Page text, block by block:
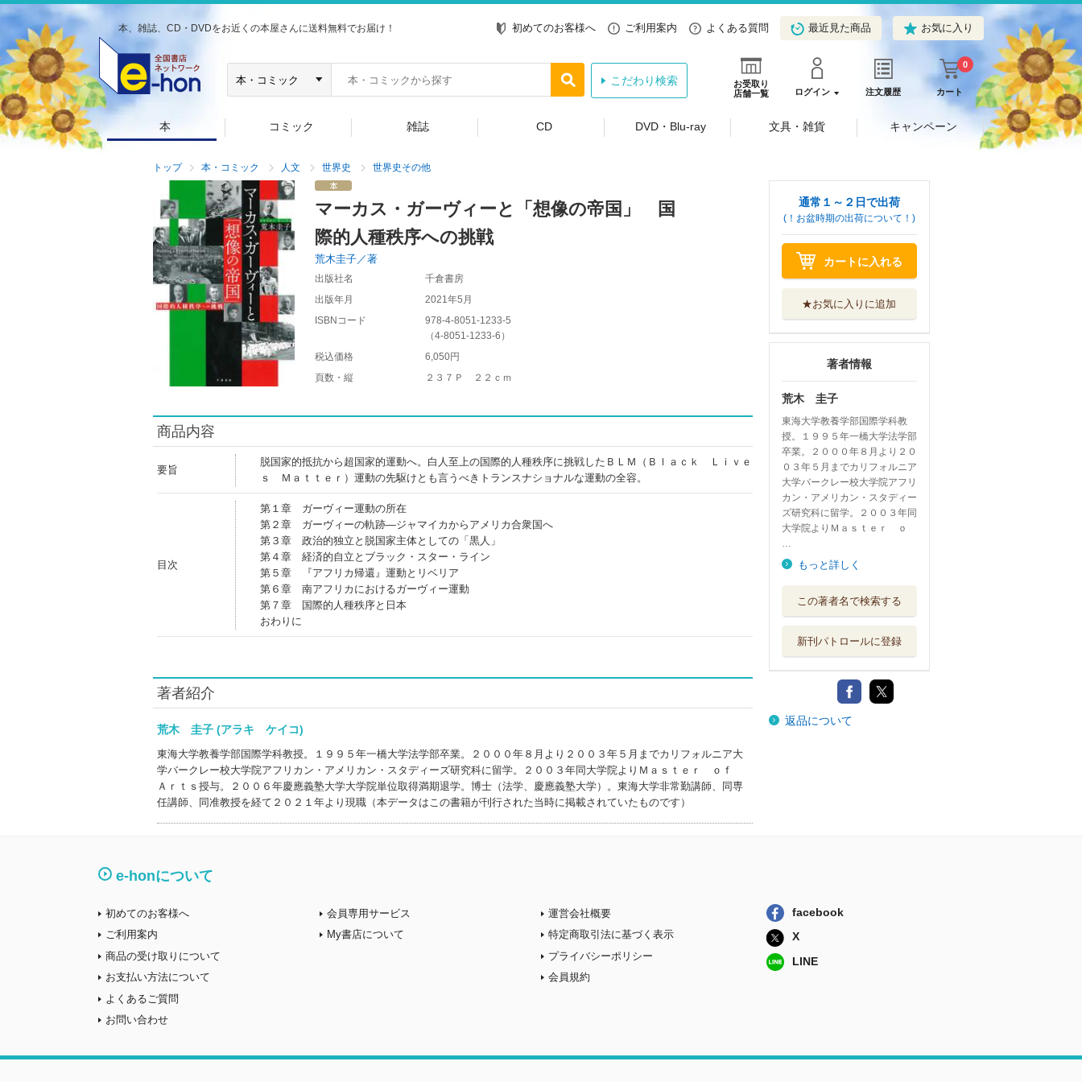
本、雑誌、CD・DVDをお近くの本屋さんに送料無料でお届け！ 初めてのお客様へ ご利用案内 よくある質問 最近見た商品 お気に入り
お受取り
店舗一覧
ログイン 注文履歴 カート
0
こだわり検索
本 コミック 雑誌 CD DVD・Blu-ray 文具・雑貨 キャンペーン
トップ 本・コミック 人文 世界史 世界史その他
マーカス・ガーヴィーと「想像の帝国」 国
際的人種秩序への挑戦
荒木圭子／著
出版社名
千倉書房
出版年月
2021年5月
ISBNコード
978-4-8051-1233-5
（4-8051-1233-6 ）
税込価格
6,050円
頁数・縦
２３７Ｐ ２２ｃｍ
商品内容
要旨
脱国家的抵抗から超国家的運動へ。白人至上の国際的人種秩序に挑戦したＢＬＭ（Ｂｌａｃｋ Ｌｉｖｅ
ｓ Ｍａｔｔｅｒ）運動の先駆けとも言うべきトランスナショナルな運動の全容。
目次
第１章 ガーヴィー運動の所在
第２章 ガーヴィーの軌跡―ジャマイカからアメリカ合衆国へ
第３章 政治的独立と脱国家主体としての「黒人」
第４章 経済的自立とブラック・スター・ライン
第５章 『アフリカ帰還』運動とリベリア
第６章 南アフリカにおけるガーヴィー運動
第７章 国際的人種秩序と日本
おわりに
著者紹介
荒木 圭子 (アラキ ケイコ)
東海大学教養学部国際学科教授。１９９５年一橋大学法学部卒業。２０００年８月より２００３年５月までカリフォルニア大
学バークレー校大学院アフリカン・アメリカン・スタディーズ研究科に留学。２００３年同大学院よりＭａｓｔｅｒ ｏｆ
Ａｒｔｓ授与。２００６年慶應義塾大学大学院単位取得満期退学。博士（法学、慶應義塾大学）。東海大学非常勤講師、同専
任講師、同准教授を経て２０２１年より現職（本データはこの書籍が刊行された当時に掲載されていたものです）
通常１～２日で出荷
(！お盆時期の出荷について！)
カートに入れる
★お気に入りに追加
著者情報
荒木 圭子
東海大学教養学部国際学科教
授。１９９５年一橋大学法学部
卒業。２０００年８月より２０
０３年５月までカリフォルニア
大学バークレー校大学院アフリ
カン・アメリカン・スタディー
ズ研究科に留学。２００３年同
大学院よりＭａｓｔｅｒ ｏ
…
もっと詳しく
この著者名で検索する
新刊パトロールに登録
返品について
e-honについて
初めてのお客様へ
ご利用案内
商品の受け取りについて
お支払い方法について
よくあるご質問
お問い合わせ
会員専用サービス
My書店について
運営会社概要
特定商取引法に基づく表示
プライバシーポリシー
会員規約
facebook
X
LINE